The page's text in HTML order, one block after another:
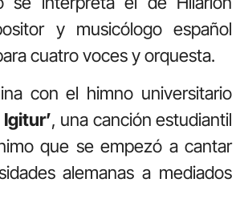
y musicólogo español
cuatro voces y orquesta.
con el himno universitario
, una canción estudiantil
que se empezó a cantar
alemanas a mediados